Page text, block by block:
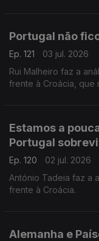
Portugal não
Ep. 121
03 jul. 2026
Rui Malheiro faz a
frente à Croácia, que
Estamos a
Portugal
Ep. 120
02 jul. 2026
António Tadeia faz a
frente à Croácia.
Alemanha e